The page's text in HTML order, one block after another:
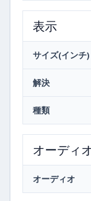
表示
サイズ(インチ)
解決
種類
オーディ
オーディオ